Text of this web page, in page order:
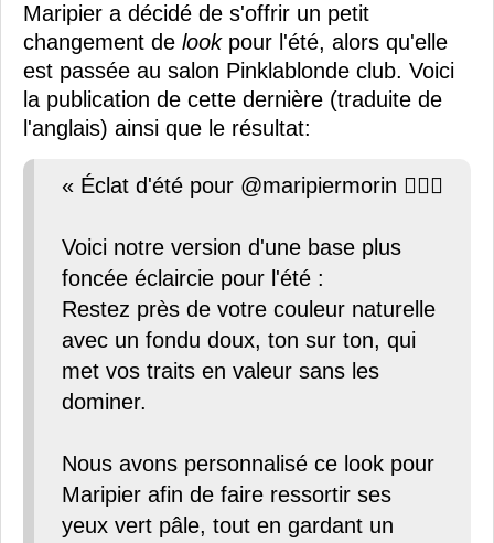
Maripier a décidé de s'offrir un petit
changement de lookpour l'été, alors qu'elle
est passée au salon Pinklablonde club. Voici
la publication de cette dernière (traduite de
l'anglais) ainsi que le résultat:
« Éclat d'été pour @maripiermorin 🧖🏼‍♀️
Voici notre version d'une base plus
foncée éclaircie pour l'été :
Restez près de votre couleur naturelle
avec un fondu doux, ton sur ton, qui
met vos traits en valeur sans les
dominer.
Nous avons personnalisé ce look pour
Maripier afin de faire ressortir ses
yeux vert pâle, tout en gardant un